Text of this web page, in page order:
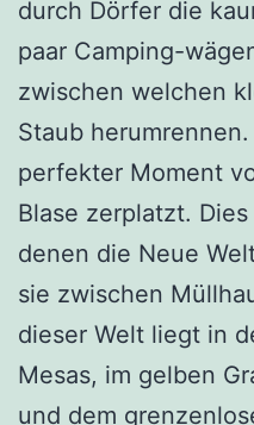
durch Dörfer die
paar Camping-
zwischen welchen
Staub
perfekter Moment
Blase zerplatzt.
denen die Neue
sie zwischen
dieser Welt liegt in
Mesas, im gelben
und dem